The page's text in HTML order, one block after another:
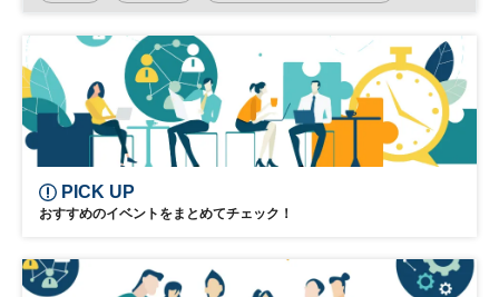
地方創生 人材 SDGs 官民連携
参加無料
PICK UP
おすすめのイベントをまとめてチェック！